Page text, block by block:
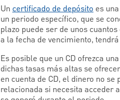
Un certificado de depósito es
un periodo específico, que se
plazo puede ser de unos
a la fecha de vencimiento,
Es posible que un CD ofrezca
dichas tasas más altas se
en cuenta de CD, el dinero no
relacionada si necesita acceder